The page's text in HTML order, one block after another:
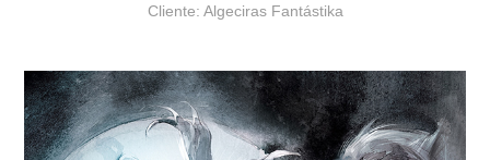
Cliente: Algeciras Fantástika